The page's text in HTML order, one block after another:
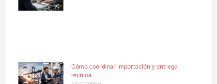
Cómo coordinar importación y entrega
técnica